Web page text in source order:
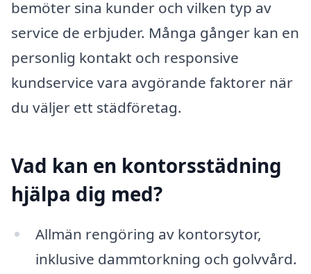
bemöter sina kunder och vilken typ av
service de erbjuder. Många gånger kan en
personlig kontakt och responsive
kundservice vara avgörande faktorer när
du väljer ett städföretag.
Vad kan en kontorsstädning
hjälpa dig med?
Allmän rengöring av kontorsytor,
inklusive dammtorkning och golvvård.